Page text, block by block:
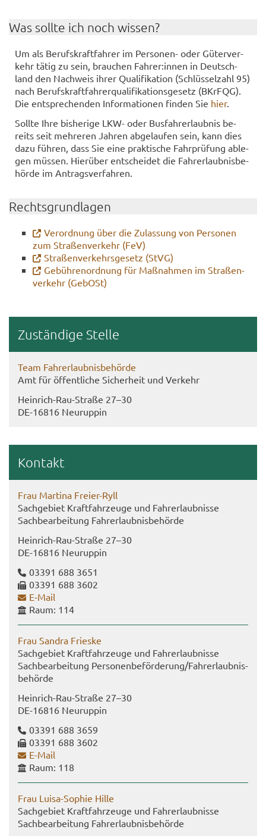
Was soll­te ich noch wis­sen?
Um als Be­rufs­kraft­fah­rer im Personen-​ oder Gü­ter­ver­
kehr tätig zu sein, brau­chen Fah­rer:innen in Deutsch­
land den Nach­weis ihrer Qua­li­fi­ka­ti­on (Schlüs­sel­zahl 95)
nach Be­rufs­kraft­fah­rer­qua­li­fi­ka­ti­ons­ge­setz (BKrF­QG).
Die ent­spre­chen­den In­for­ma­tio­nen fin­den Sie hier.
Soll­te Ihre bis­he­ri­ge LKW- oder Bus­fahr­erlaub­nis be­
reits seit meh­re­ren Jah­ren ab­ge­lau­fen sein, kann dies
dazu füh­ren, dass Sie eine prak­ti­sche Fahr­prü­fung ab­le­
gen müs­sen. Hier­über ent­schei­det die Fahr­erlaub­nis­be­
hör­de im An­trags­ver­fah­ren.
Rechts­grund­la­gen
Ver­ord­nung über die Zu­las­sung von Per­so­nen
zum Stra­ßen­ver­kehr (FeV)
Stra­ßen­ver­kehrs­ge­setz (StVG)
Ge­büh­ren­ord­nung für Maß­nah­men im Stra­ßen­
ver­kehr (Ge­bOSt)
Zu­stän­di­ge Stel­le
Team Fahr­erlaub­nis­be­hör­de
Amt für öf­fent­li­che Si­cher­heit und Ver­kehr
Heinrich-​Rau-Straße 27–30
DE-​16816 Neu­rup­pin
Kon­takt
Frau Mar­ti­na Freier-​Ryll
Sach­ge­biet Kraft­fahr­zeu­ge und Fahr­erlaub­nis­se
Sach­be­ar­bei­tung Fahr­erlaub­nis­be­hör­de
Heinrich-​Rau-Straße 27–30
DE-​16816 Neu­rup­pin
03391 688 3651
03391 688 3602
E-​Mail
Raum: 114
Frau San­dra Fries­ke
Sach­ge­biet Kraft­fahr­zeu­ge und Fahr­erlaub­nis­se
Sach­be­ar­bei­tung Per­so­nen­be­för­de­rung/Fahr­erlaub­nis­
be­hör­de
Heinrich-​Rau-Straße 27–30
DE-​16816 Neu­rup­pin
03391 688 3659
03391 688 3602
E-​Mail
Raum: 118
Frau Luisa-​Sophie Hille
Sach­ge­biet Kraft­fahr­zeu­ge und Fahr­erlaub­nis­se
Sach­be­ar­bei­tung Fahr­erlaub­nis­be­hör­de